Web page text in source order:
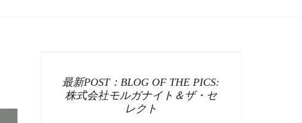
最新POST：BLOG OF THE PICS:
株式会社モルガナイト＆ザ・セ
レクト